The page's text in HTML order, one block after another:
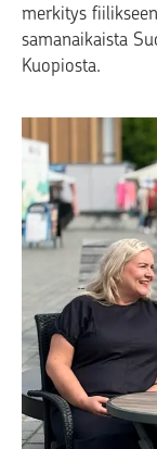
merkitys
samanaikaista
Kuopiosta.